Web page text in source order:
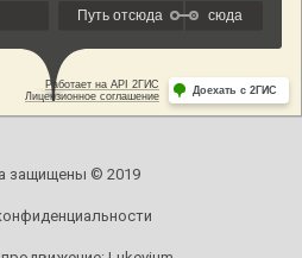
защищены © 2019